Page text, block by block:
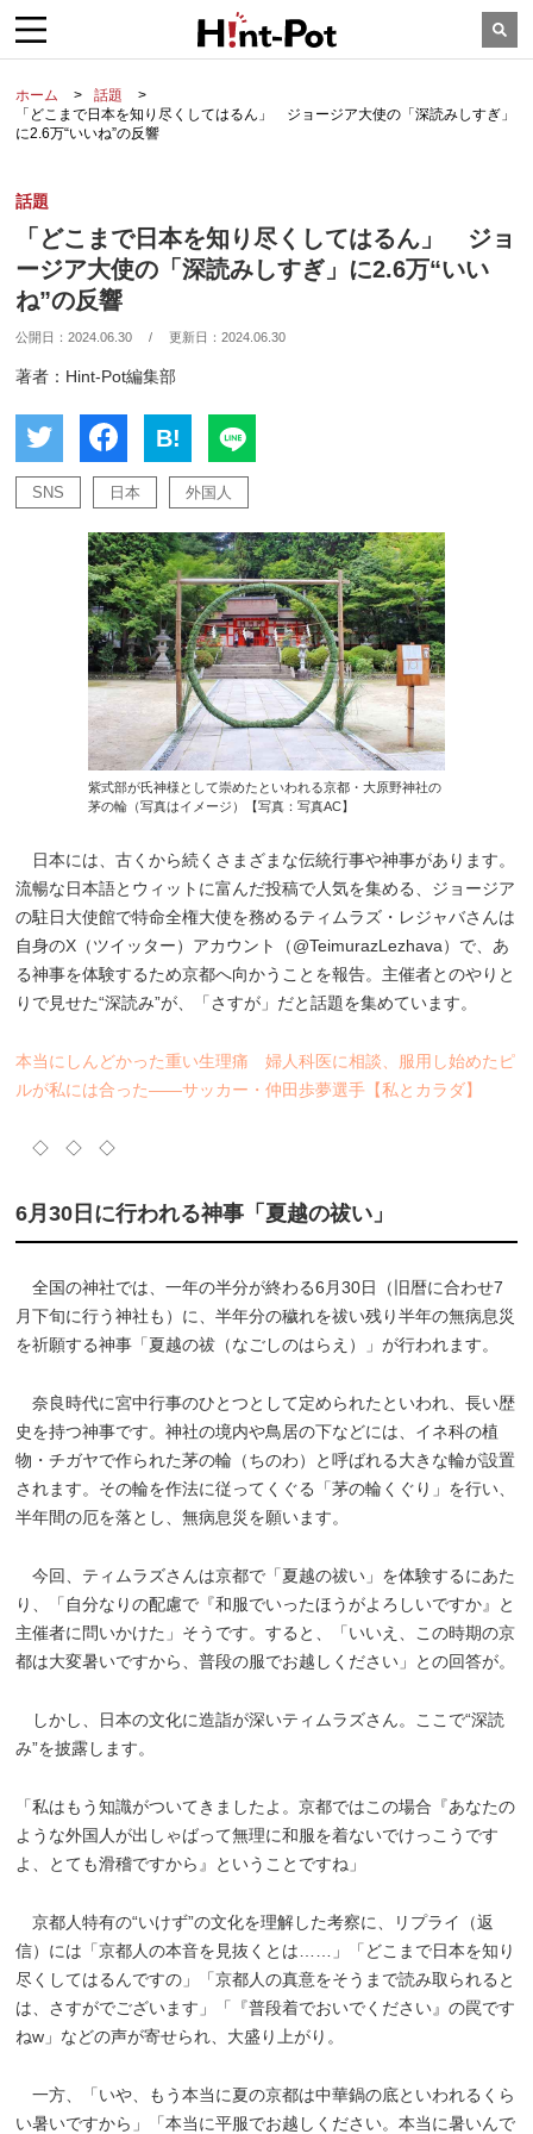
ホーム
話題
「どこまで日本を知り尽くしてはるん」 ジョージア大使の「深読みしすぎ」
に2.6万“いいね”の反響
話題
「どこまで日本を知り尽くしてはるん」 ジョ
ージア大使の「深読みしすぎ」に2.6万“いい
ね”の反響
公開日：2024.06.30 / 更新日：2024.06.30
著者：Hint-Pot編集部
B!
SNS 日本 外国人
紫式部が氏神様として崇めたといわれる京都・大原野神社の
茅の輪（写真はイメージ）【写真：写真AC】
日本には、古くから続くさまざまな伝統行事や神事があります。
流暢な日本語とウィットに富んだ投稿で人気を集める、ジョージア
の駐日大使館で特命全権大使を務めるティムラズ・レジャバさんは
自身のX（ツイッター）アカウント（@TeimurazLezhava）で、あ
る神事を体験するため京都へ向かうことを報告。主催者とのやりと
りで見せた“深読み”が、「さすが」だと話題を集めています。
本当にしんどかった重い生理痛 婦人科医に相談、服用し始めたピ
ルが私には合った――サッカー・仲田歩夢選手【私とカラダ】
◇ ◇ ◇
6月30日に行われる神事「夏越の祓い」
全国の神社では、一年の半分が終わる6月30日（旧暦に合わせ7
月下旬に行う神社も）に、半年分の穢れを祓い残り半年の無病息災
を祈願する神事「夏越の祓（なごしのはらえ）」が行われます。
奈良時代に宮中行事のひとつとして定められたといわれ、長い歴
史を持つ神事です。神社の境内や鳥居の下などには、イネ科の植
物・チガヤで作られた茅の輪（ちのわ）と呼ばれる大きな輪が設置
されます。その輪を作法に従ってくぐる「茅の輪くぐり」を行い、
半年間の厄を落とし、無病息災を願います。
今回、ティムラズさんは京都で「夏越の祓い」を体験するにあた
り、「自分なりの配慮で『和服でいったほうがよろしいですか』と
主催者に問いかけた」そうです。すると、「いいえ、この時期の京
都は大変暑いですから、普段の服でお越しください」との回答が。
しかし、日本の文化に造詣が深いティムラズさん。ここで“深読
み”を披露します。
「私はもう知識がついてきましたよ。京都ではこの場合『あなたの
ような外国人が出しゃばって無理に和服を着ないでけっこうです
よ、とても滑稽ですから』ということですね」
京都人特有の“いけず”の文化を理解した考察に、リプライ（返
信）には「京都人の本音を見抜くとは……」「どこまで日本を知り
尽くしてはるんですの」「京都人の真意をそうまで読み取られると
は、さすがでございます」「『普段着でおいでください』の罠です
ねw」などの声が寄せられ、大盛り上がり。
一方、「いや、もう本当に夏の京都は中華鍋の底といわれるくら
い暑いですから」「本当に平服でお越しください。本当に暑いんで